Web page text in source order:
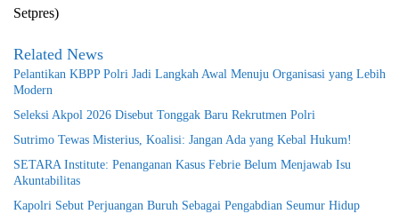
Setpres)
Related News
Pelantikan KBPP Polri Jadi Langkah Awal Menuju Organisasi yang Lebih
Modern
Seleksi Akpol 2026 Disebut Tonggak Baru Rekrutmen Polri
Sutrimo Tewas Misterius, Koalisi: Jangan Ada yang Kebal Hukum!
SETARA Institute: Penanganan Kasus Febrie Belum Menjawab Isu
Akuntabilitas
Kapolri Sebut Perjuangan Buruh Sebagai Pengabdian Seumur Hidup